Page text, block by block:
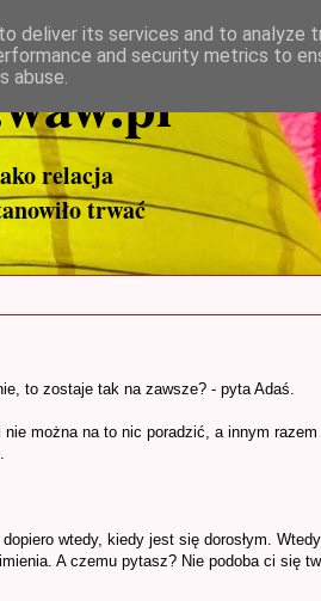
relacja
trwać
to zostaje tak na zawsze? - pyta Adaś.
można na to nic poradzić, a innym
wtedy, kiedy jest się dorosłym.
A czemu pytasz? Nie podoba ci się
deliver its services and to analyze
and security metrics to
abuse.